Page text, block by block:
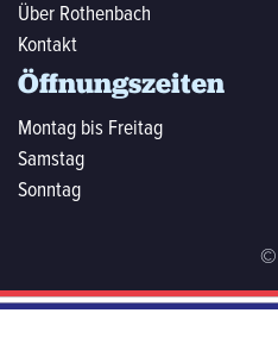
Über Rothenbach
Kontakt
Öffnungszeiten
Montag bis Freitag
Samstag
Sonntag
©